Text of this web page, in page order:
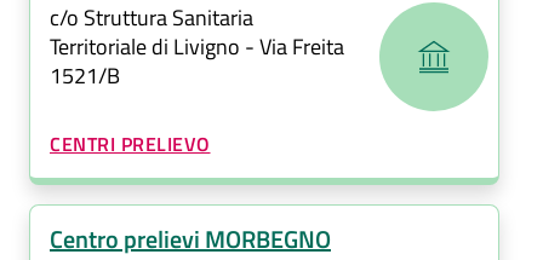
c/o Struttura Sanitaria
Territoriale di Livigno - Via Freita
1521/B
CATEGORIA CORRELATA:
CENTRI PRELIEVO
Centro prelievi MORBEGNO